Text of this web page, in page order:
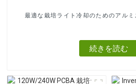
最適な栽培ライト冷却のためのアル
続きを読む